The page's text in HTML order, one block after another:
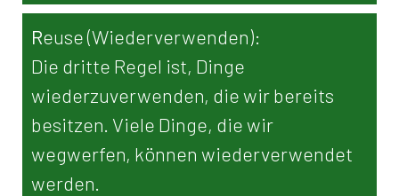
Reuse (Wiederverwenden):
Die dritte Regel ist, Dinge
wiederzuverwenden, die wir bereits
besitzen. Viele Dinge, die wir
wegwerfen, können wiederverwendet
werden.